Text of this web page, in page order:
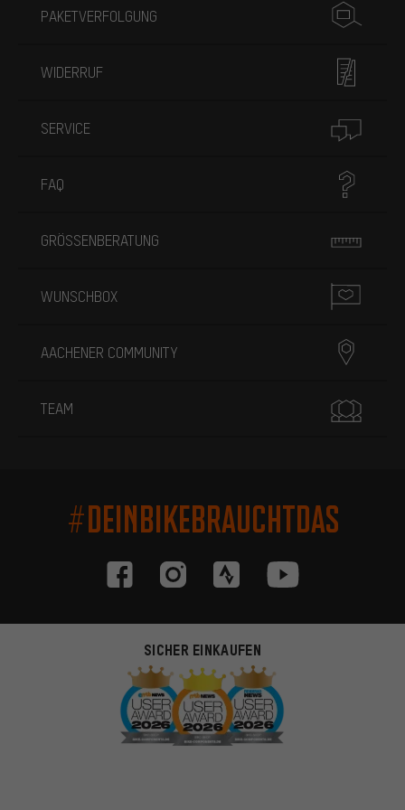
PAKETVERFOLGUNG
WIDERRUF
SERVICE
FAQ
GRÖSSENBERATUNG
WUNSCHBOX
AACHENER COMMUNITY
TEAM
#DEINBIKEBRAUCHTDAS
SICHER EINKAUFEN